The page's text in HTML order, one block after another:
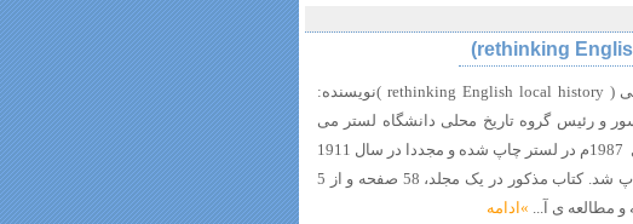
بازنگری مجدد تاریخ محلی انگلیسی ( rethinking English local history )نویسنده:
و رئیس گروه تاریخ محلی دانشگاه لستر می
باشد. این کتاب نخستین بار در سال 1987م در لستر چاپ شده و مجددا در سال 1911
م توسط همین انتشارات تجدید چاپ شد. کتاب مذکور در یک مجلد، 58 صفحه و از 5
و مطالعه ی آ... »ادامه